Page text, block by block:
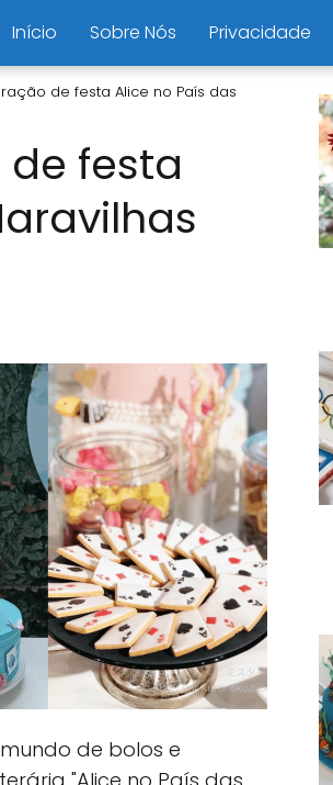
Início Sobre Nós Privacidade
de festa Alice no País das
festa
de bolos e